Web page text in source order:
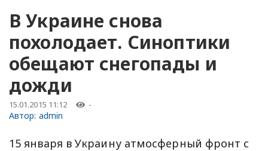
В Украине снова
похолодает. Синоптики
обещают снегопады и
дожди
15.01.2015 11:12 -
Автор: admin
15 января в Украину атмосферный фронт с